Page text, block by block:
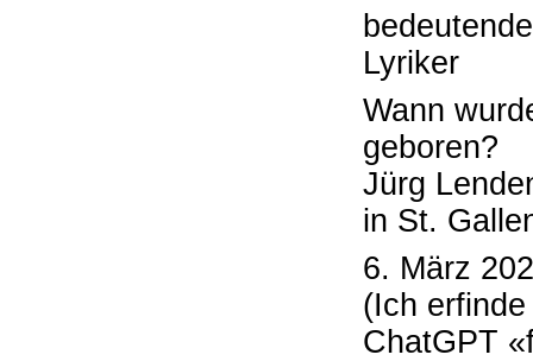
Lyriker
Wann
geboren?
Jürg
in St.
6. März
(Ich
ChatGPT